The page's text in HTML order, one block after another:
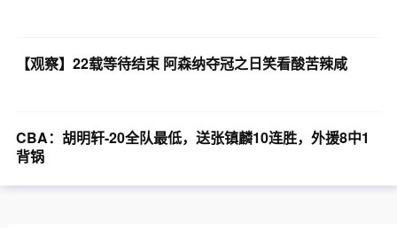
【观察】22载等待结束 阿森纳夺冠之日笑看酸苦辣咸
CBA：胡明轩-20全队最低，送张镇麟10连胜，外援8中1
背锅